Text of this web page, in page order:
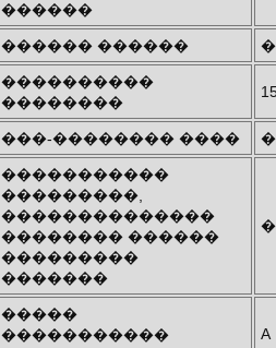
������
������ ������
����������
��������
���-�������� ����
�����������
���������,
��������������
�������� ������
���������
�������
�����
�����������
A